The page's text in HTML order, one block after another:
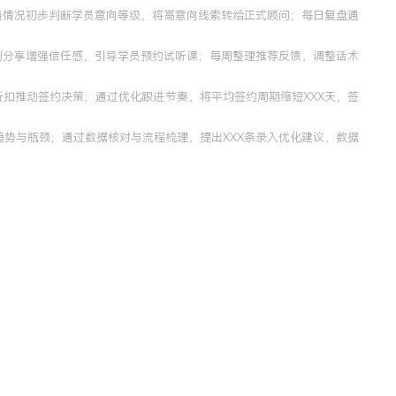
况初步判断学员意向等级，将高意向线索转给正式顾问；每日复盘通
享增强信任感，引导学员预约试听课；每周整理推荐反馈，调整话术
推动签约决策；通过优化跟进节奏，将平均签约周期缩短XXX天，签
与瓶颈；通过数据核对与流程梳理，提出XXX条录入优化建议，数据